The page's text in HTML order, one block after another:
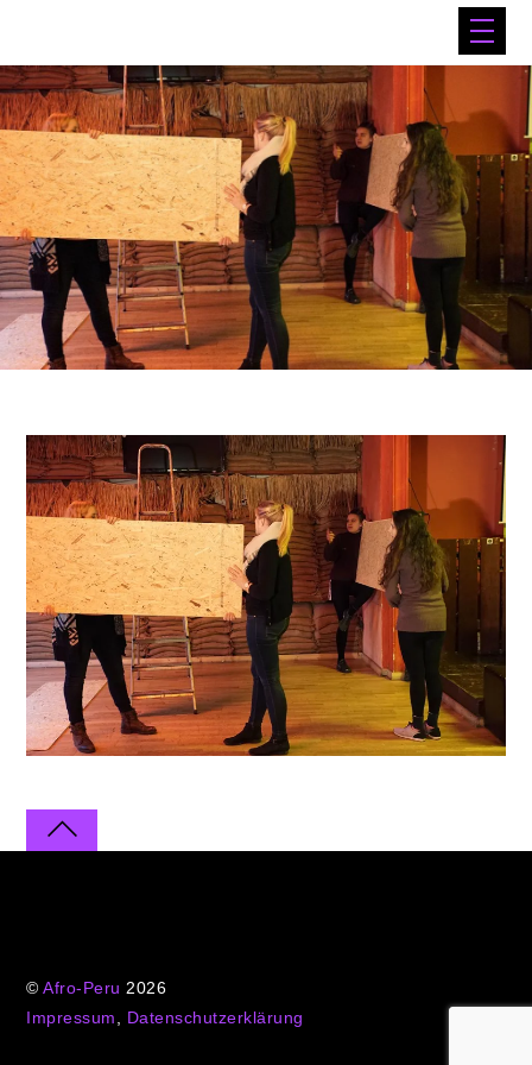
©Afro-Peru 2026
Impressum, Datenschutzerklärung